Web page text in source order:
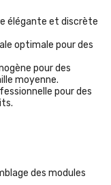
élégante et discrète
optimale pour des
pour des
moyenne.
pour des
des modules